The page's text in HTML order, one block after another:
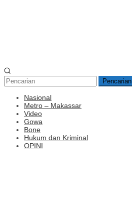
Pencarian
Nasional
Metro – Makassar
Video
Gowa
Bone
Hukum dan Kriminal
OPINI